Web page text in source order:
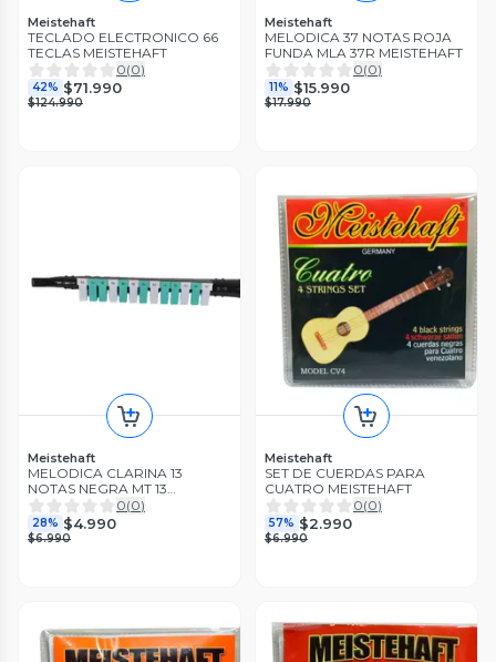
Meistehaft
TECLADO ELECTRONICO 66
TECLAS MEISTEHAFT
0(0)
42% $71.990
$124.990
Meistehaft
MELODICA 37 NOTAS ROJA
FUNDA MLA 37R MEISTEHAFT
0(0)
11% $15.990
$17.990
Meistehaft
MELODICA CLARINA 13
NOTAS NEGRA MT 13
MEISTEHAFT 0(0)
28% $4.990
$6.990
Meistehaft
SET DE CUERDAS PARA
CUATRO MEISTEHAFT
0(0)
57% $2.990
$6.990